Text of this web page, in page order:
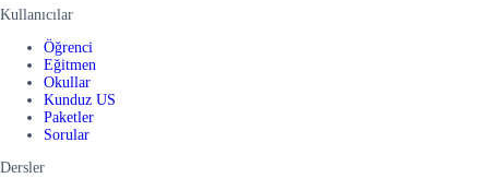
Kullanıcılar
Öğrenci
Eğitmen
Okullar
Kunduz US
Paketler
Sorular
Dersler